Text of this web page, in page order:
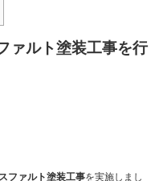
ァルト塗装工事を行
ファルト塗装工事を実施しまし